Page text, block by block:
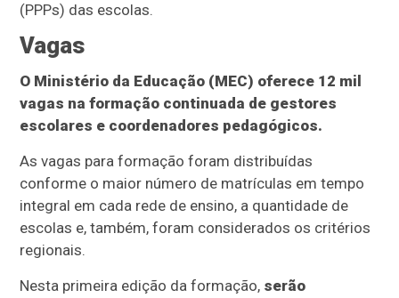
(PPPs) das escolas.
Vagas
O Ministério da Educação (MEC) oferece 12 mil
vagas na formação continuada de gestores
escolares e coordenadores pedagógicos.
As vagas para formação foram distribuídas
conforme o maior número de matrículas em tempo
integral em cada rede de ensino, a quantidade de
escolas e, também, foram considerados os critérios
regionais.
Nesta primeira edição da formação, serão